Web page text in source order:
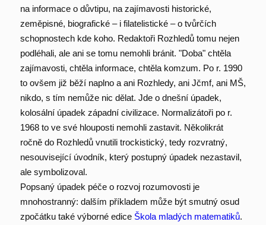
na informace o důvtipu, na zajímavosti historické,
zeměpisné, biografické – i filatelistické – o tvůrčích
schopnostech kde koho. Redaktoři Rozhledů tomu nejen
podléhali, ale ani se tomu nemohli bránit. "Doba" chtěla
zajímavosti, chtěla informace, chtěla komzum. Po r. 1990
to ovšem již běží naplno a ani Rozhledy, ani Jčmf, ani MŠ,
nikdo, s tím nemůže nic dělat. Jde o dnešní úpadek,
kolosální úpadek západní civilizace. Normalizátoři po r.
1968 to ve své hlouposti nemohli zastavit. Několikrát
ročně do Rozhledů vnutili trockistický, tedy rozvratný,
nesouvisející úvodník, který postupný úpadek nezastavil,
ale symbolizoval.
Popsaný úpadek péče o rozvoj rozumovosti je
mnohostranný: dalším příkladem může být smutný osud
zpočátku také výborné edice Škola mladých matematiků.